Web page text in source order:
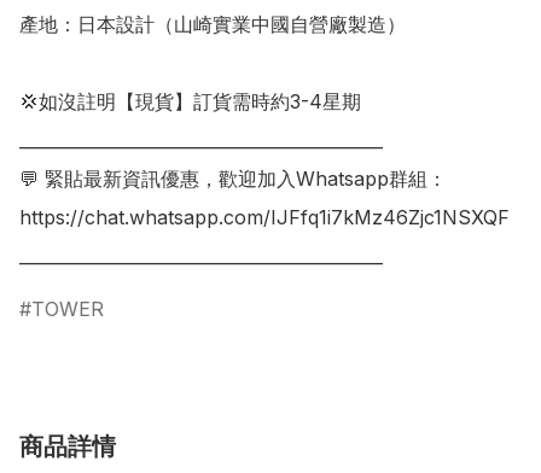
產地：日本設計（山崎實業中國自營廠製造）
💢如沒註明【現貨】訂貨需時約3-4星期
💬 緊貼最新資訊優惠，歡迎加入Whatsapp群組：
https://chat.whatsapp.com/IJFfq1i7kMz46Zjc1NSXQF
TOWER
商品詳情